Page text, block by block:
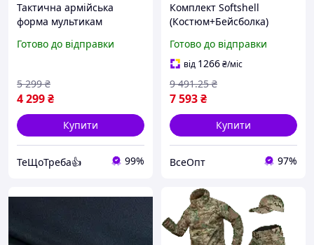
Тактична армійська
форма мультикам
польовий одяг для
TST
Готово до відправки
4 299₴
5 299 ₴
Купити
ТеЩоТреба👍 99%
Комплект Softshell
(Костюм+Бейсболка)
військова форма,
тактичний одяг,
вологостійкість,
зберігання тепла
Готово до відправки
від 1266₴/міс
7 593₴
9 491.25 ₴
Купити
ВсеОпт 97%